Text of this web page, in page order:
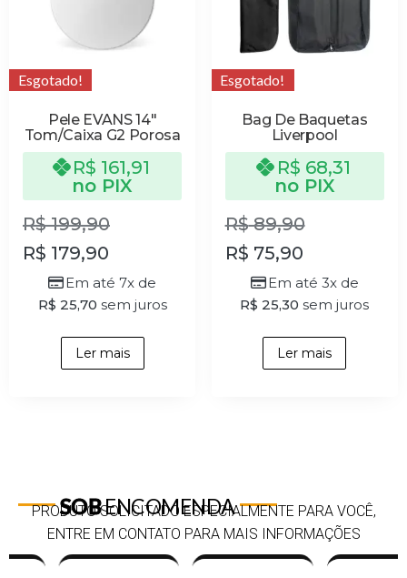
Esgotado!
Pele EVANS 14″
Tom/Caixa G2 Porosa
R$199,90
R$ 179,90
Em até 7x de
R$ 25,70 sem juros
R$ 161,91
no PIX
Ler mais
Esgotado!
Bag De Baquetas
Liverpool
R$89,90
R$ 75,90
Em até 3x de
R$ 25,30 sem juros
R$ 68,31
no PIX
Ler mais
SOBENCOMENDA
PRODUTO SOLICITADO ESPECIALMENTE PARA VOCÊ,
ENTRE EM CONTATO PARA MAIS INFORMAÇÕES